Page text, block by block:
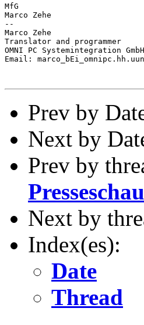
MfG
Marco Zehe
--
Marco Zehe
Translator and programmer
OMNI PC Systemintegration
Email:
Prev by
Next by
Prev by
Presseschau
Next by
Index(es):
Date
Thread